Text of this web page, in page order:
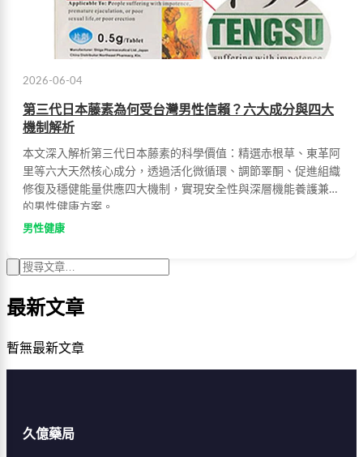
2026-06-04
第三代日本藤素為何受台灣男性信賴？六大成分與四大
機制解析
本文深入解析第三代日本藤素的科學價值：精選赤根草、東革阿
里等六大天然核心成分，透過活化微循環、調節睪酮、促進組織
修復及穩健能量供應四大機制，實現安全性與深層機能養護兼備
的男性健康方案。
男性健康
最新文章
暫無最新文章
久億藥局